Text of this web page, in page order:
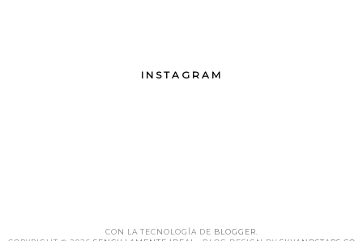
INSTAGRAM
CON LA TECNOLOGÍA DE BLOGGER.